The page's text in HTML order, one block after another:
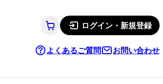
ログイン・新規登録
よくあるご質問 お問い合わせ